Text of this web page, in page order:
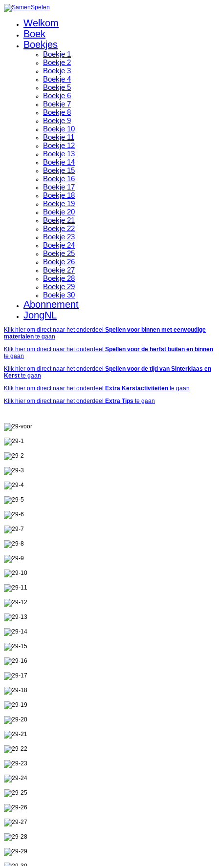
Welkom
Boek
Boekjes
Boekje 1
Boekje 2
Boekje 3
Boekje 4
Boekje 5
Boekje 6
Boekje 7
Boekje 8
Boekje 9
Boekje 10
Boekje 11
Boekje 12
Boekje 13
Boekje 14
Boekje 15
Boekje 16
Boekje 17
Boekje 18
Boekje 19
Boekje 20
Boekje 21
Boekje 22
Boekje 23
Boekje 24
Boekje 25
Boekje 26
Boekje 27
Boekje 28
Boekje 29
Boekje 30
Abonnement
JongNL
Klik hier om direct naar het onderdeel Spellen voor binnen met eenvoudige
materialen te gaan
Klik hier om direct naar het onderdeel Spellen voor de herfst buiten en binnen
te gaan
Klik hier om direct naar het onderdeel Spellen voor de tijd van Sinterklaas en
Kerst te gaan
Klik hier om direct naar het onderdeel
Extra Kerstactiviteiten te gaan
Klik hier om direct naar het onderdeel
Extra Tips te gaan